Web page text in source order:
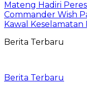
Mateng Hadiri
Commander Wish
Kawal
Berita Terbaru
Berita Terbaru